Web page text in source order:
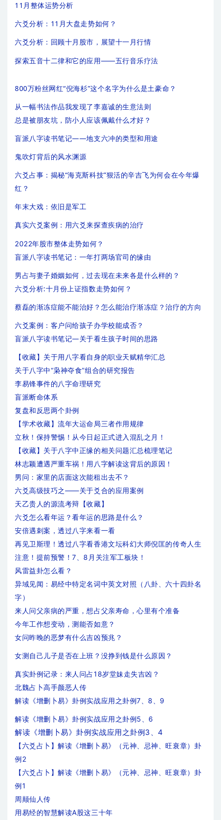
11月整体运势分析
六爻分析：11月大盘走势如何？
六爻分析：回顾十月股市，展望十一月行情
探索五音十二律和它的应用——五行音乐疗法
800万粉丝网红“倪海杉”这个名字为什么是土豪命？
从一幅书法作品我发现了李嘉诚的生意法则
总是被朋友坑，防小人应该佩戴什么才好？
盲派八字读书笔记——地支六冲的类型和用途
鬼吹灯背后的风水渊源
六爻占事：揭秘“海克斯科技”狠活的辛吉飞为何会在今年爆
红？
年末大戏：依旧是军工
真实六爻案例：用六爻来探查疾病的治疗
2022年股市整体走势如何？
盲派八字读书笔记：一年打两场官司的缘由
男占与妻子婚姻如何，过去现在未来各是什么样的？
六爻分析:十月份上证指数走势如何？
蔡磊的渐冻症能不能治好？怎么能治疗渐冻症？治疗的方向
六爻案例：客户问给孩子办学校能成否？
盲派八字读书笔记—关于看生孩子时间的思路
【收藏】关于用八字看自身的职业天赋精华汇总
关于八字中“枭神夺食”组合的研究报告
李易锋事件的八字命理研究
盲派断命体系
复盘和反思两个卦例
【学术收藏】流年大运命局三者作用规律
立秋！保持警惕！从今日起正式进入混乱之月！
【收藏】关于八字中正缘的相关问题汇总梳理笔记
林志颖遭遇严重车祸！用八字解读这背后的原因！
男问：家里的店面这次能租出去不？
六爻高级技巧之——关于爻合的应用案例
天乙贵人的源流考辩【收藏】
六爻怎么看年运？看年运的思路是什么？
安倍遇刺案，透过八字来看一看
再见卫斯理！透过八字看香港文坛科幻大师倪匡的传奇人生
注意！提前预警！7、8月关注军工板块！
风雷益卦怎么看？
异域见闻：易经中特定名词中英文对照（八卦、六十四卦名
字）
来人问父亲病的严重，想占父亲寿命，心里有个准备
今年工作想变动，测能否如意？
女问昨晚的恶梦有什么吉凶预兆？
女测自己儿子是否在上班？没挣到钱是什么原因？
真实卦例记录：来人问占18岁堂妹走失吉凶？
北魏占卜高手颜恶人传
解读《增删卜易》卦例实战应用之卦例7、8、9
解读《增删卜易》卦例实战应用之卦例5、6
解读《增删卜易》卦例实战应用之卦例3、4
【六爻占卜】解读《增删卜易》（元神、忌神、旺衰章）卦
例2
【六爻占卜】解读《增删卜易》（元神、忌神、旺衰章）卦
例1
周颠仙人传
用易经的智慧解读A股这三十年